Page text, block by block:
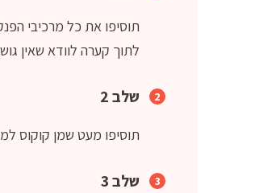
תוסיפו את כל מרכיבי
לתוך קערה לוודא שאין
שלב 2
תוסיפו מעט שמן קוקוס
שלב 3